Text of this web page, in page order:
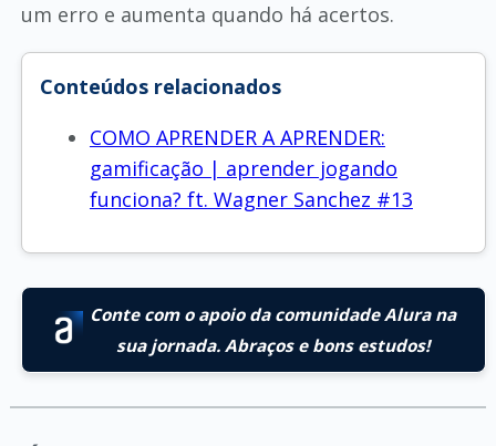
um erro e aumenta quando há acertos.
Conteúdos relacionados
COMO APRENDER A APRENDER:
gamificação | aprender jogando
funciona? ft. Wagner Sanchez #13
Conte com o apoio da comunidade Alura na
sua jornada. Abraços e bons estudos!